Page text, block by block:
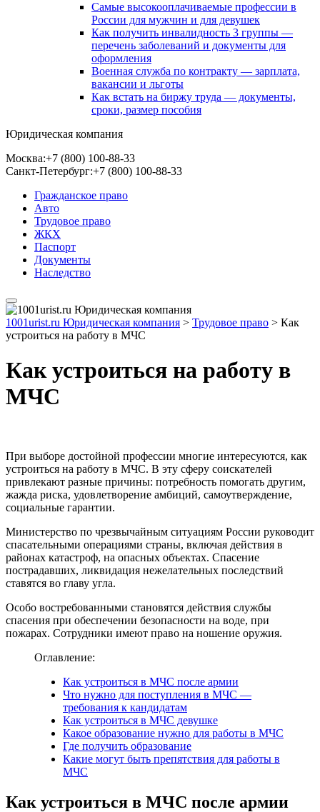
Самые высокооплачиваемые профессии в
России для мужчин и для девушек
Как получить инвалидность 3 группы —
перечень заболеваний и документы для
оформления
Военная служба по контракту — зарплата,
вакансии и льготы
Как встать на биржу труда — документы,
сроки, размер пособия
Юридическая компания
Москва:+7 (800) 100-88-33
Санкт-Петербург:+7 (800) 100-88-33
Гражданское право
Авто
Трудовое право
ЖКХ
Паспорт
Документы
Наследство
1001urist.ru Юридическая компания > Трудовое право > Как
устроиться на работу в МЧС
Как устроиться на работу в
МЧС
При выборе достойной профессии многие интересуются, как
устроиться на работу в МЧС. В эту сферу соискателей
привлекают разные причины: потребность помогать другим,
жажда риска, удовлетворение амбиций, самоутверждение,
социальные гарантии.
Министерство по чрезвычайным ситуациям России руководит
спасательными операциями страны, включая действия в
районах катастроф, на опасных объектах. Спасение
пострадавших, ликвидация нежелательных последствий
ставятся во главу угла.
Особо востребованными становятся действия службы
спасения при обеспечении безопасности на воде, при
пожарах. Сотрудники имеют право на ношение оружия.
Оглавление:
Как устроиться в МЧС после армии
Что нужно для поступления в МЧС —
требования к кандидатам
Как устроиться в МЧС девушке
Какое образование нужно для работы в МЧС
Где получить образование
Какие могут быть препятствия для работы в
МЧС
Как устроиться в МЧС после армии